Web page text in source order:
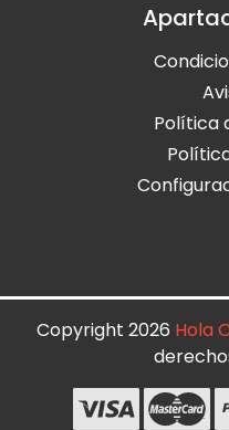
Política
Copyright 2026 Hola